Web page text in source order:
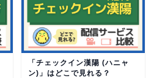
「チェックイン漢陽 (ハニャ
ン)」はどこで見れる？